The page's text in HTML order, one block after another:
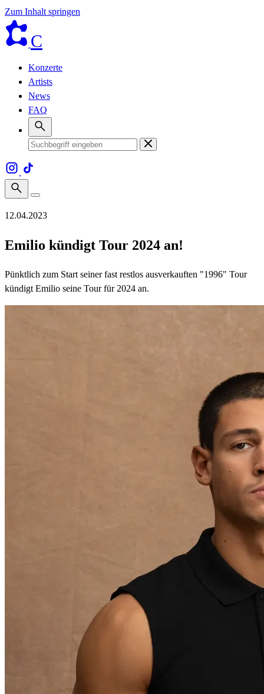
Zum Inhalt springen
C
Konzerte
Artists
News
FAQ
12.04.2023
Emilio kündigt Tour 2024 an!
Pünktlich zum Start seiner fast restlos ausverkauften "1996" Tour
kündigt Emilio seine Tour für 2024 an.